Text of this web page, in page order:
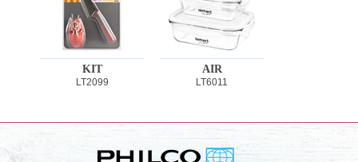
KIT
LT2099
AIR
LT6011